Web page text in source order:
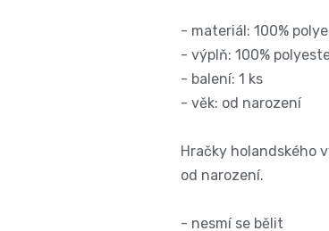
- materiál: 100%
- výplň: 100%
- balení: 1 ks
- věk: od narození
Hračky holandského
od narození.
- nesmí se bělit